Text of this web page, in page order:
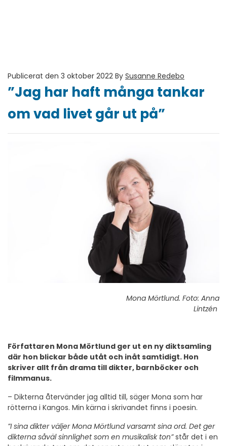
Publicerat den 3 oktober 2022 By Susanne Redebo
”Jag har haft många tankar
om vad livet går ut på”
Mona Mörtlund. Foto: Anna
Lintzén
Författaren Mona Mörtlund ger ut en ny diktsamling
där hon blickar både utåt och inåt samtidigt. Hon
skriver allt från drama till dikter, barnböcker och
filmmanus.
– Dikterna återvänder jag alltid till, säger Mona som har
rötterna i Kangos. Min kärna i skrivandet finns i poesin.
”I sina dikter väljer Mona Mörtlund varsamt sina ord. Det ger
dikterna såväl sinnlighet som en musikalisk ton”står det i en